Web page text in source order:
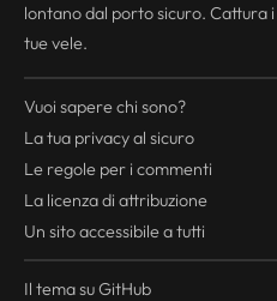
lontano dal porto sicuro. Cattura
tue vele.
Vuoi sapere chi sono?
La tua privacyal sicuro
Le regole per i commenti
La licenza di attribuzione
Un sito accessibile a tutti
Il tema su GitHub